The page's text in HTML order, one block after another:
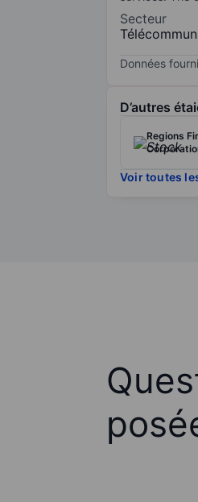
Secteur
Données
D’autres
Regions
Voir toutes